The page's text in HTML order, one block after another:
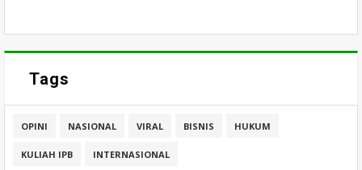
Tags
OPINI NASIONAL VIRAL BISNIS HUKUM
KULIAH IPB INTERNASIONAL